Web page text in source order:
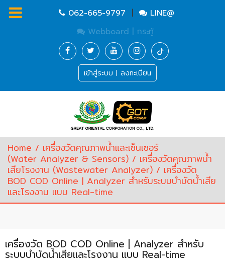
บำบัด
น้ำ
เสีย,
ปั๊ม
และ
ENVIRONMENT
&
062-665-9797 |
LINE@
Webboard | กระทู้
เข้าสู่ระบบ | ลงทะเบียน
Home / เครื่องวัดคุณภาพน้ำและเซ็นเซอร์
(Water Analyzer & Sensors) / เครื่องวัดคุณภาพน้ำ
เสียโรงงาน (Wastewater Analyzer) / เครื่องวัด
BOD COD Online | Analyzer สำหรับระบบบำบัดน้ำเสีย
และโรงงาน แบบ Real-time
เครื่องวัด BOD COD Online | Analyzer สำหรับ
ระบบบำบัดน้ำเสียและโรงงาน แบบ Real-time